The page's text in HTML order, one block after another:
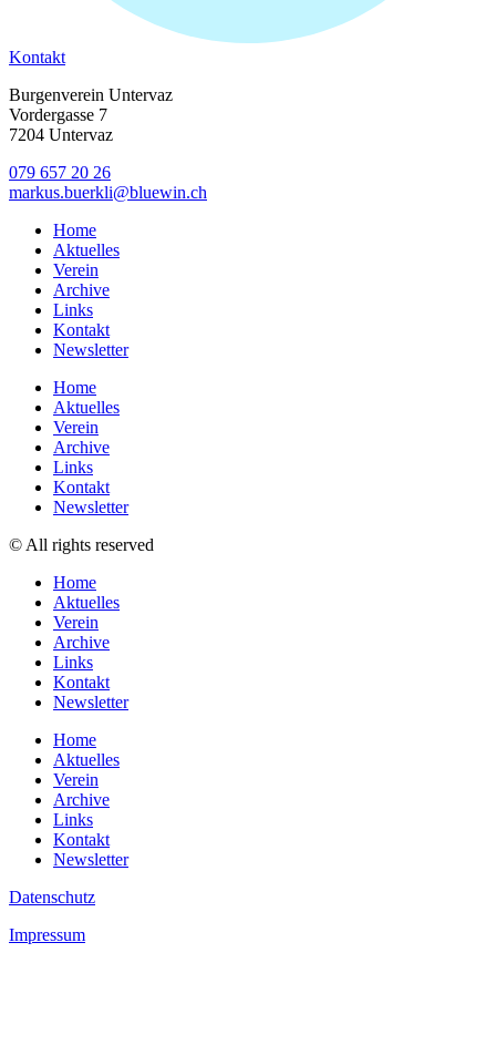
Kontakt
Burgenverein Untervaz
Vordergasse 7
7204 Untervaz
079 657 20 26
markus.buerkli@bluewin.ch
Home
Aktuelles
Verein
Archive
Links
Kontakt
Newsletter
Home
Aktuelles
Verein
Archive
Links
Kontakt
Newsletter
© All rights reserved
Home
Aktuelles
Verein
Archive
Links
Kontakt
Newsletter
Home
Aktuelles
Verein
Archive
Links
Kontakt
Newsletter
Datenschutz
Impressum